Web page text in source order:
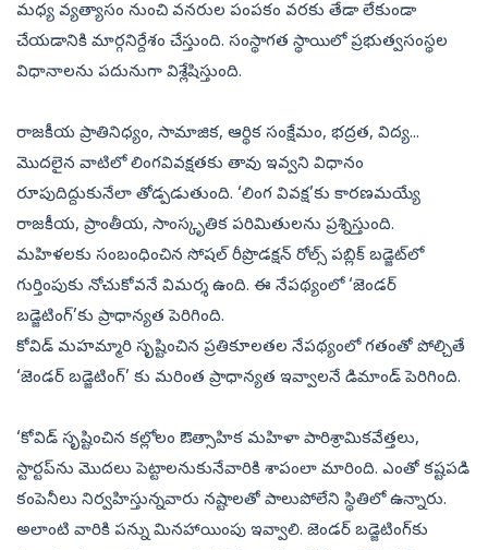
మధ్య వ్యత్యాసం నుంచి వనరుల పంపకం వరకు తేడా లేకుండా
చేయడానికి మార్గనిర్దేశం చేస్తుంది. సంస్థాగత స్థాయిలో ప్రభుత్వసంస్థల
విధానాలను పదునుగా విశ్లేషిస్తుంది.
రాజకీయ ప్రాతినిధ్యం, సామాజిక, ఆర్థిక సంక్షేమం, భద్రత, విద్య...
మొదలైన వాటిలో లింగవివక్షతకు తావు ఇవ్వని విధానం
రూపుదిద్దుకునేలా తోడ్పడుతుంది. ‘లింగ వివక్ష’కు కారణమయ్యే
రాజకీయ, ప్రాంతీయ, సాంస్కృతిక పరిమితులను ప్రశ్నిస్తుంది.
మహిళలకు సంబంధించిన సోషల్‌ రీప్రొడక్షన్‌ రోల్స్‌ పబ్లిక్‌ బడ్జెట్‌లో
గుర్తింపుకు నోచుకోవనే విమర్శ ఉంది. ఈ నేపథ్యంలో ‘జెండర్‌
బడ్జెటింగ్‌’కు ప్రాధాన్యత పెరిగింది.
కోవిడ్‌ మహమ్మారి సృష్టించిన ప్రతికూలతల నేపథ్యంలో గతంతో పోల్చితే
‘జెండర్‌ బడ్జెటింగ్‌’ కు మరింత ప్రాధాన్యత ఇవ్వాలనే డిమాండ్‌ పెరిగింది.
‘కోవిడ్‌ సృష్టించిన కల్లోలం ఔత్సాహిక మహిళా పారిశ్రామికవేత్తలు,
స్టార్టప్‌ను మొదలు పెట్టాలనుకునేవారికి శాపంలా మారింది. ఎంతో కష్టపడి
కంపెనీలు నిర్వహిస్తున్నవారు నష్టాలతో పాలుపోలేని స్థితిలో ఉన్నారు.
అలాంటి వారికి పన్ను మినహాయింపు ఇవ్వాలి. జెండర్‌ బడ్జెటింగ్‌కు